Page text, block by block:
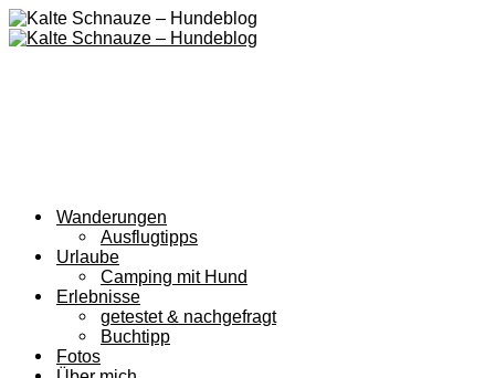
Wanderungen
Ausflugtipps
Urlaube
Camping mit Hund
Erlebnisse
getestet & nachgefragt
Buchtipp
Fotos